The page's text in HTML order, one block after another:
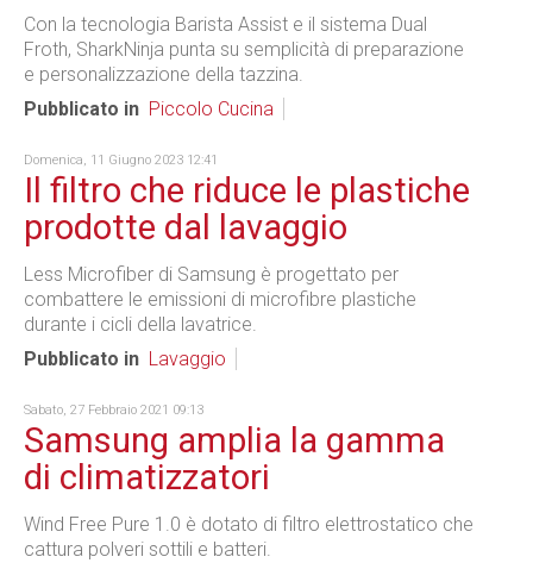
Con la tecnologia Barista Assist e il sistema Dual
Froth, SharkNinja punta su semplicità di preparazione
e personalizzazione della tazzina.
Pubblicato in Piccolo Cucina
Domenica, 11 Giugno 2023 12:41
Il filtro che riduce le plastiche
prodotte dal lavaggio
Less Microfiber di Samsung è progettato per
combattere le emissioni di microfibre plastiche
durante i cicli della lavatrice.
Pubblicato in Lavaggio
Sabato, 27 Febbraio 2021 09:13
Samsung amplia la gamma
di climatizzatori
Wind Free Pure 1.0 è dotato di filtro elettrostatico che
cattura polveri sottili e batteri.